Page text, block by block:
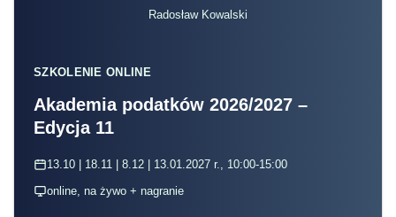
Radosław Kowalski
SZKOLENIE ONLINE
Akademia podatków 2026/2027 –
Edycja 11
13.10 | 18.11 | 8.12 | 13.01.2027 r., 10:00-15:00
online, na żywo + nagranie